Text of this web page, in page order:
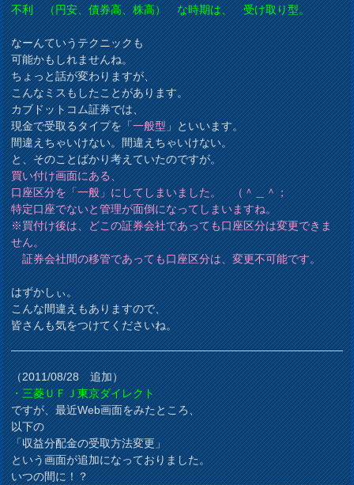
不利 （円安、債券高、株高） な時期は、 受け取り型。
なーんていうテクニックも
可能かもしれませんね。
ちょっと話が変わりますが、
こんなミスもしたことがあります。
カブドットコム証券では、
現金で受取るタイプを「一般型」といいます。
間違えちゃいけない。間違えちゃいけない。
と、そのことばかり考えていたのですが。
買い付け画面にある、
口座区分を「一般」にしてしまいました。 （＾＿＾；
特定口座でないと管理が面倒になってしまいますね。
※買付け後は、どこの証券会社であっても口座区分は変更できま
せん。
証券会社間の移管であっても口座区分は、変更不可能です。
はずかしぃ。
こんな間違えもありますので、
皆さんも気をつけてくださいね。
（2011/08/28 追加）
・三菱ＵＦＪ東京ダイレクト
ですが、最近Web画面をみたところ、
以下の
「収益分配金の受取方法変更」
という画面が追加になっておりました。
いつの間に！？